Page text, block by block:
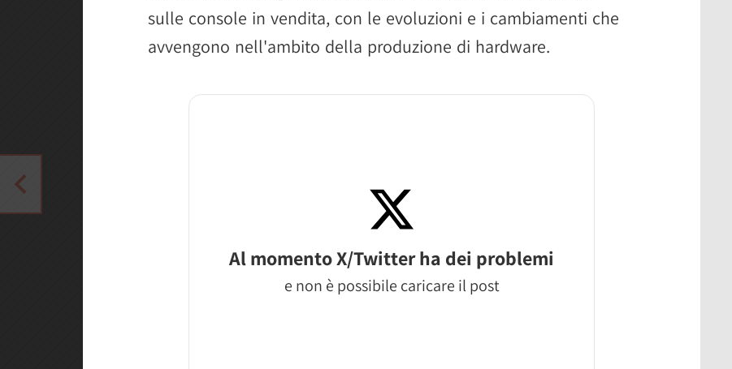
sulle console in vendita, con le evoluzioni e i cambiamenti che
avvengono nell'ambito della produzione di hardware.
Al momento X/Twitter ha dei problemi
e non è possibile caricare il post